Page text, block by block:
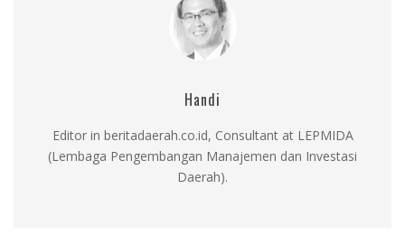
Handi
Editor in beritadaerah.co.id, Consultant at LEPMIDA
(Lembaga Pengembangan Manajemen dan Investasi
Daerah).